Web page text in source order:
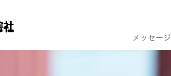
メッセージ